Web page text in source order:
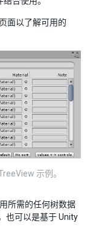
页面以了解可用的
示例。
所需的任何树数据
也可以是基于 Unity